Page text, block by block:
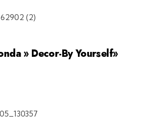
» Decor-By Yourself»